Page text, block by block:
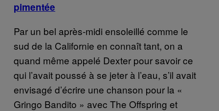
pimentée
Par un bel après-midi ensoleillé comme le
sud de la Californie en connaît tant, on a
quand même appelé Dexter pour savoir ce
qui l’avait poussé à se jeter à l’eau, s’il avait
envisagé d’écrire une chanson pour la «
Gringo Bandito » avec The Offspring et